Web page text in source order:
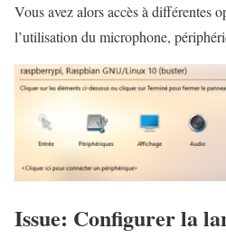
Vous avez alors accès à différentes
l’utilisation du microphone,
Issue: Configurer la